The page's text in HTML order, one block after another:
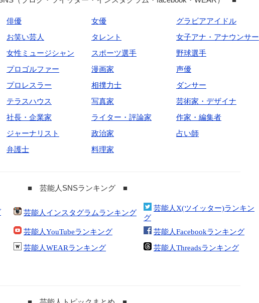
俳優 女優
グラビアアイドル
お笑い芸人 タレント
女子アナ・アナウンサー
女性ミュージシャン スポーツ選手
野球選手
プロゴルファー 漫画家
声優
プロレスラー 相撲力士
ダンサー
テラスハウス 写真家
芸術家・デザイナ
社長・企業家 ライター・評論家
作家・編集者
ジャーナリスト 政治家
占い師
弁護士 料理家
■ 芸能人SNSランキング ■
芸能人インスタグラムランキング
芸能人X(ツイッター)ランキン
グ
芸能人YouTubeランキング
芸能人Facebookランキング
芸能人WEARランキング
芸能人Threadsランキング